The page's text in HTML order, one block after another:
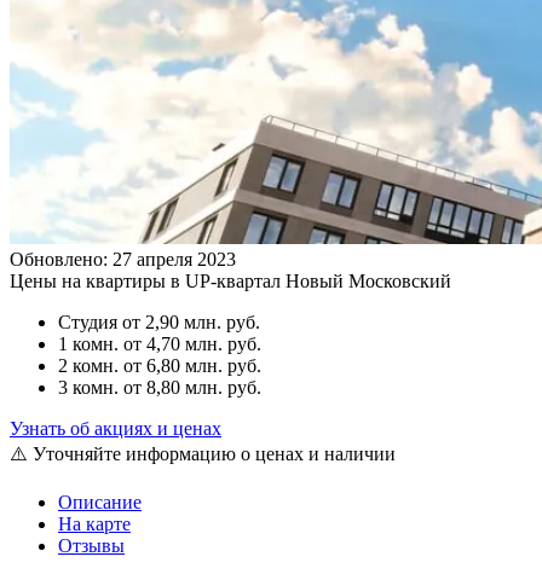
Обновлено: 27 апреля 2023
Цены на квартиры в UP-квартал Новый Московский
Студия от 2,90 млн. руб.
1 комн. от 4,70 млн. руб.
2 комн. от 6,80 млн. руб.
3 комн. от 8,80 млн. руб.
Узнать об акциях и ценах
⚠️ Уточняйте информацию о ценах и наличии
Описание
На карте
Отзывы